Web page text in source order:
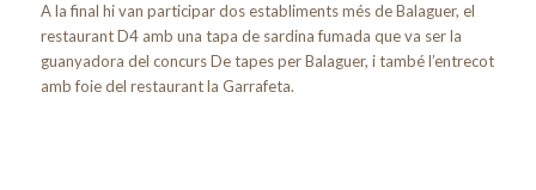
A la final hi van participar dos establiments més de Balaguer, el
restaurant D4 amb una tapa de sardina fumada que va ser la
guanyadora del concurs De tapes per Balaguer, i també l’entrecot
amb foie del restaurant la Garrafeta.